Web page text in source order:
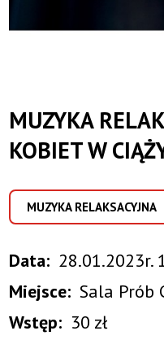
MUZYKA
KOBIET W
MUZYKA RELAKSACYJNA
Data
28.01.2023r.
Miejsce Sala Prób
Wstęp
30 zł